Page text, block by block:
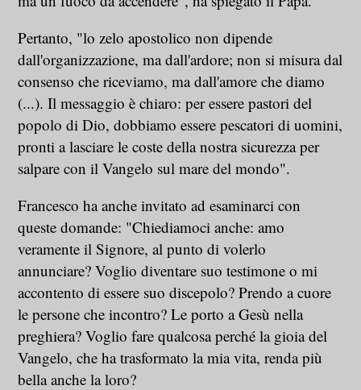
Pertanto, "lo zelo apostolico non dipende
dall'organizzazione, ma dall'ardore; non si misura dal
consenso che riceviamo, ma dall'amore che diamo
(...). Il messaggio è chiaro: per essere pastori del
popolo di Dio, dobbiamo essere pescatori di uomini,
pronti a lasciare le coste della nostra sicurezza per
salpare con il Vangelo sul mare del mondo".
Francesco ha anche invitato ad esaminarci con
queste domande: "Chiediamoci anche: amo
veramente il Signore, al punto di volerlo
annunciare? Voglio diventare suo testimone o mi
accontento di essere suo discepolo? Prendo a cuore
le persone che incontro? Le porto a Gesù nella
preghiera? Voglio fare qualcosa perché la gioia del
Vangelo, che ha trasformato la mia vita, renda più
bella anche la loro?